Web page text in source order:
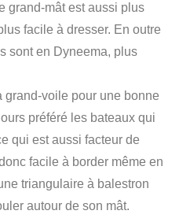
grand-mât est aussi plus
facile à dresser. En outre
sont en Dyneema, plus
grand-voile pour une bonne
préféré les bateaux qui
qui est aussi facteur de
facile à border même en
triangulaire à balestron
autour de son mât.